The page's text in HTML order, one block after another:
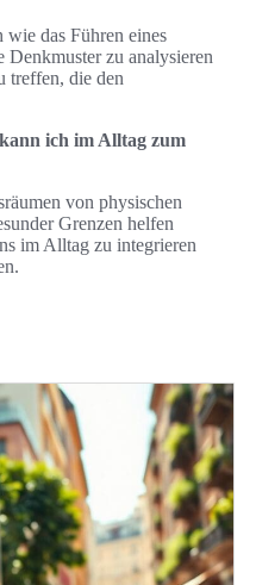
das Führen eines
Denkmuster zu analysieren
treffen, die den
ich im Alltag zum
von physischen
Grenzen helfen
im Alltag zu integrieren